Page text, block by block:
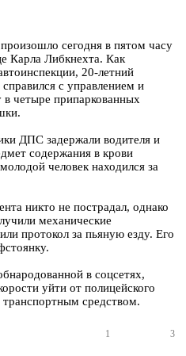
сегодня в пятом часу
Карла Либкнехта. Как
20-летний
с управлением и
в четыре припаркованных
ДПС задержали водителя и
содержания в крови
человек находился за
никто не пострадал, однако
механические
протокол за пьяную езду. Его
в соцсетях,
уйти от полицейского
транспортным средством.
1 3